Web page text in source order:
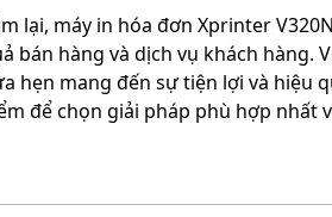
lại, máy in hóa đơn Xprinter
bán hàng và dịch vụ khách hàng.
hẹn mang đến sự tiện lợi và hiệu
để chọn giải pháp phù hợp nhất